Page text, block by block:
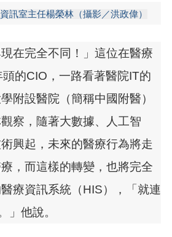
訊室主任楊榮林（攝影／洪政偉）
現在完全不同！」這位在醫療
的CIO，一路看著醫院IT的
附設醫院（簡稱中國附醫）
察，隨著大數據、人工智
興起，未來的醫療行為將走
，而這樣的轉變，也將完全
療資訊系統（HIS），「就連
」他說。